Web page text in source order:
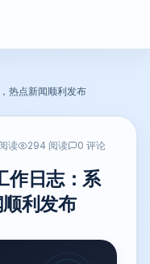
热点新闻顺利发布
读 294 阅读 0 评论
作日志：系
利发布